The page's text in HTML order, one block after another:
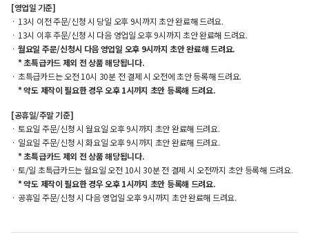
[영업일 기준]
13시 이전 주문/신청 시 당일 오후 9시까지 초안 완료해 드려요.
13시 이후 주문/신청 시 다음 영업일 오후 9시까지 초안 완료해 드려요.
월요일 주문/신청시 다음 영업일 오후 9시까지 초안 완료해 드려요.
* 초특급카드 제외 전 상품 해당됩니다.
초특급카드는 오전 10시 30분 전 결제 시 오전에 초안 등록해 드려요.
* 약도 제작이 필요한 경우 오후 1시까지 초안 등록해 드려요.
[공휴일/주말 기준]
토요일 주문/신청 시 월요일 오후 9시까지 초안 완료해 드려요.
일요일 주문/신청 시 화요일 오후 9시까지 초안 완료해 드려요.
* 초특급카드 제외 전 상품 해당됩니다.
토/일 초특급카드는 월요일 오전 10시 30분 전 결제 시 오전까지 초안 등록해 드려요.
* 약도 제작이 필요한 경우 오후 1시까지 초안 등록해 드려요.
공휴일 주문/신청 시 다음 영업일 오후 9시까지 초안 완료해 드려요.